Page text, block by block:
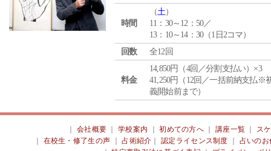
時間
（土）
11：30～12：50／
13：10～14：30（1日2コマ）
回数
全12回
料金
14,850円（4回／分割支払い）×3
41,250円（12回／一括前納支払※
義開始前まで）
会社概要 ｜学校案内 ｜初めての方へ 講座一覧
ス
在校生・修了生の声 ｜占術紹介 ｜認定ライセンス制度
占いのお